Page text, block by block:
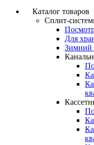
Каталог товаров
Сплит-
Для
Зимний